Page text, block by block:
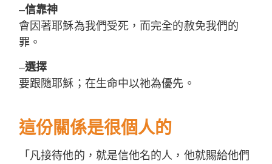
–信靠神
會因著耶穌為我們受死，而完全的赦免我們的
罪。
–選擇
要跟隨耶穌；在生命中以祂為優先。
這份關係是很個人的
「凡接待他的，就是信他名的人，他就賜給他們